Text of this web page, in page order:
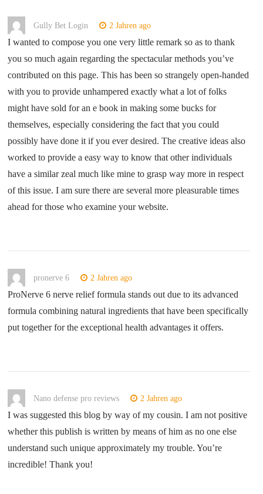
Gully Bet Login 2 Jahren ago
I wanted to compose you one very little remark so as to thank
you so much again regarding the spectacular methods you’ve
contributed on this page. This has been so strangely open-handed
with you to provide unhampered exactly what a lot of folks
might have sold for an e book in making some bucks for
themselves, especially considering the fact that you could
possibly have done it if you ever desired. The creative ideas also
worked to provide a easy way to know that other individuals
have a similar zeal much like mine to grasp way more in respect
of this issue. I am sure there are several more pleasurable times
ahead for those who examine your website.
pronerve 6 2 Jahren ago
ProNerve 6 nerve relief formula stands out due to its advanced
formula combining natural ingredients that have been specifically
put together for the exceptional health advantages it offers.
Nano defense pro reviews 2 Jahren ago
I was suggested this blog by way of my cousin. I am not positive
whether this publish is written by means of him as no one else
understand such unique approximately my trouble. You’re
incredible! Thank you!